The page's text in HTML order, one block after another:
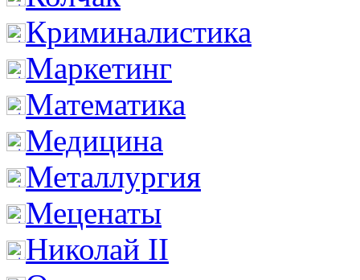
Криминалистика
Маркетинг
Математика
Медицина
Металлургия
Меценаты
Николай II